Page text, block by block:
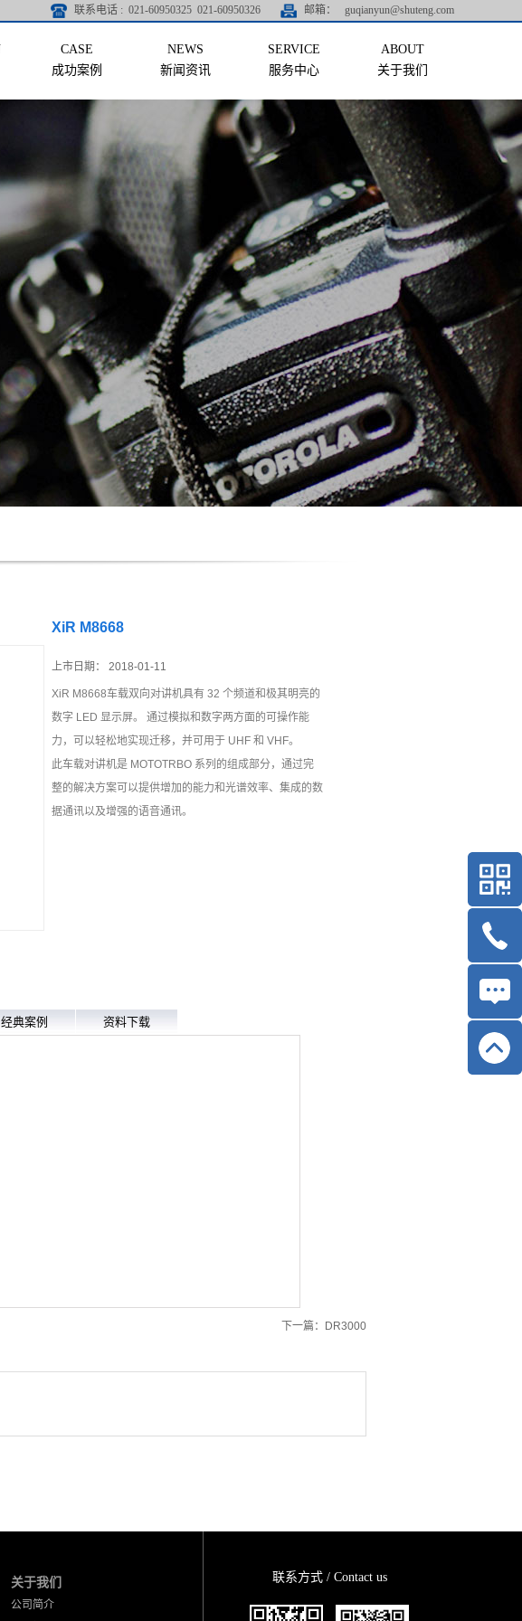
联系电话 : 021-60950325 021-60950326 邮箱： guqianyun@shuteng.com
成功案例 新闻资讯 服务中心 关于我们
XiR M8668
上市日期： 2018-01-11
XiR M8668车载双向对讲机具有 32 个频道和极其明亮的
数字 LED 显示屏。 通过模拟和数字两方面的可操作能
力，可以轻松地实现迁移，并可用于 UHF 和 VHF。
此车载对讲机是 MOTOTRBO 系列的组成部分，通过完
整的解决方案可以提供增加的能力和光谱效率、集成的数
据通讯以及增强的语音通讯。
经典案例 资料下载
下一篇： DR3000
关于我们
公司简介
联系方式 / Contact us